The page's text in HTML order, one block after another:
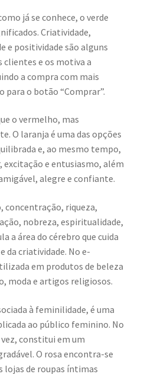
já se conhece, o verde
Criatividade,
e positividade são alguns
clientes e os motiva a
a compra com mais
para o botão “Comprar”.
o vermelho, mas
O laranja é uma das opções
e, ao mesmo tempo,
e entusiasmo, além
alegre e confiante.
concentração, riqueza,
nobreza, espiritualidade,
a área do cérebro que cuida
da criatividade. No e-
em produtos de beleza
moda e artigos religiosos.
à feminilidade, é uma
ao público feminino. No
vez, constitui em um
O rosa encontra-se
lojas de roupas íntimas